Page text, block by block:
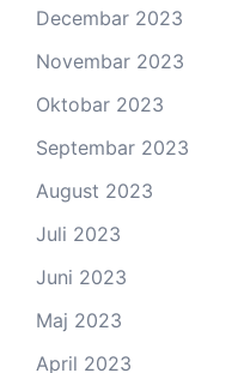
Decembar 2023
Novembar 2023
Oktobar 2023
Septembar 2023
August 2023
Juli 2023
Juni 2023
Maj 2023
April 2023